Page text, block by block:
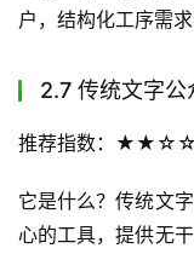
户，结构化工序需求
2.7 传统文字
推荐指数：
它是什么？传统文
心的工具，提供无